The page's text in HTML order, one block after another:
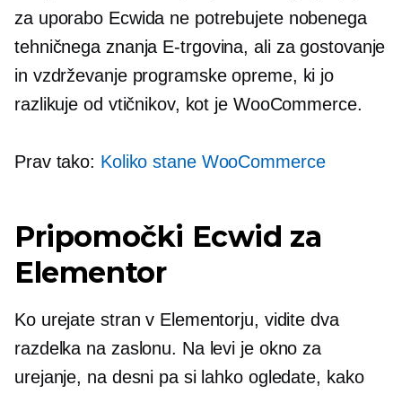
za uporabo Ecwida ne potrebujete nobenega
tehničnega znanja E-trgovina, ali za gostovanje
in vzdrževanje programske opreme, ki jo
razlikuje od vtičnikov, kot je WooCommerce.
Prav tako: Koliko stane WooCommerce
Pripomočki Ecwid za
Elementor
Ko urejate stran v Elementorju, vidite dva
razdelka na zaslonu. Na levi je okno za
urejanje, na desni pa si lahko ogledate, kako